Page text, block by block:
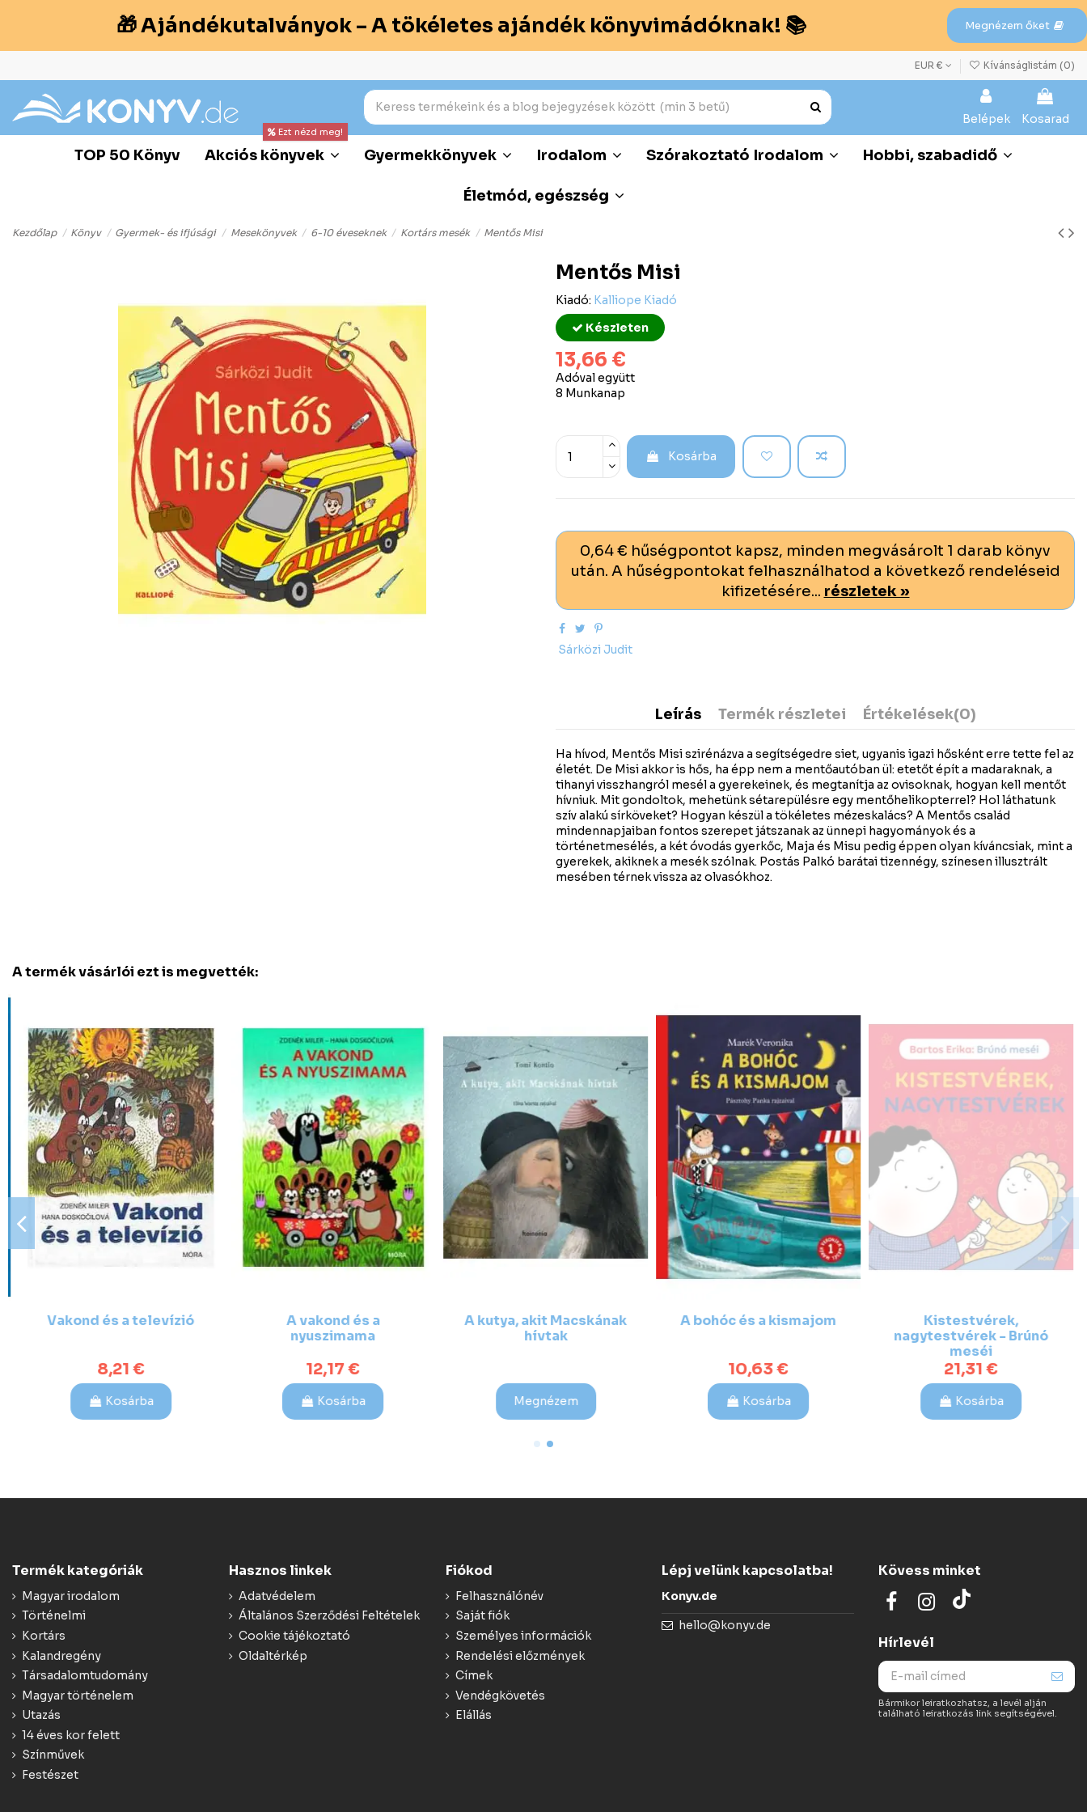
🎁 Ajándékutalványok – A tökéletes ajándék könyvimádóknak! 📚 Megnézem őket
EUR € Kívánságlistám (0)
Belépek Kosarad
TOP 50 Könyv Akciós könyvek
Ezt nézd meg!
Gyermekkönyvek Irodalom Szórakoztató Irodalom Hobbi, szabadidő
Életmód, egészség
Kezdőlap Könyv Gyermek- és ifjúsági Mesekönyvek 6-10 éveseknek Kortárs mesék Mentős Misi
Mentős Misi
Kiadó: Kalliope Kiadó
Készleten
13,66 €
Adóval együtt
8 Munkanap
Kosárba
0,64 € hűségpontot kapsz, minden megvásárolt 1 darab könyv
után. A hűségpontokat felhasználhatod a következő rendeléseid
kifizetésére... részletek »
Sárközi Judit
Leírás Termék részletei Értékelések(0)
Ha hívod, Mentős Misi szirénázva a segítségedre siet, ugyanis igazi hősként erre tette fel az
életét. De Misi akkor is hős, ha épp nem a mentőautóban ül: etetőt épít a madaraknak, a
tihanyi visszhangról mesél a gyerekeinek, és megtanítja az ovisoknak, hogyan kell mentőt
hívniuk. Mit gondoltok, mehetünk sétarepülésre egy mentőhelikopterrel? Hol láthatunk
szív alakú sírköveket? Hogyan készül a tökéletes mézeskalács? A Mentős család
mindennapjaiban fontos szerepet játszanak az ünnepi hagyományok és a
történetmesélés, a két óvodás gyerkőc, Maja és Misu pedig éppen olyan kíváncsiak, mint a
gyerekek, akiknek a mesék szólnak. Postás Palkó barátai tizennégy, színesen illusztrált
mesében térnek vissza az olvasókhoz.
A termék vásárlói ezt is megvették:
Vakond és a televízió
8,21 €
Kosárba
A vakond és a
nyuszimama
12,17 €
Kosárba
A kutya, akit Macskának
hívtak
Megnézem
A bohóc és a kismajom
10,63 €
Kosárba
Kistestvérek,
nagytestvérek - Brúnó
meséi
21,31 €
Kosárba
Termék kategóriák
Magyar irodalom
Történelmi
Kortárs
Kalandregény
Társadalomtudomány
Magyar történelem
Utazás
14 éves kor felett
Színművek
Festészet
Hasznos linkek
Adatvédelem
Általános Szerződési Feltételek
Cookie tájékoztató
Oldaltérkép
Fiókod
Felhasználónév
Saját fiók
Személyes információk
Rendelési előzmények
Címek
Vendégkövetés
Elállás
Lépj velünk kapcsolatba!
Konyv.de
hello@konyv.de
Kövess minket
Hírlevél
Bármikor leiratkozhatsz, a levél alján
található leiratkozás link segítségével.